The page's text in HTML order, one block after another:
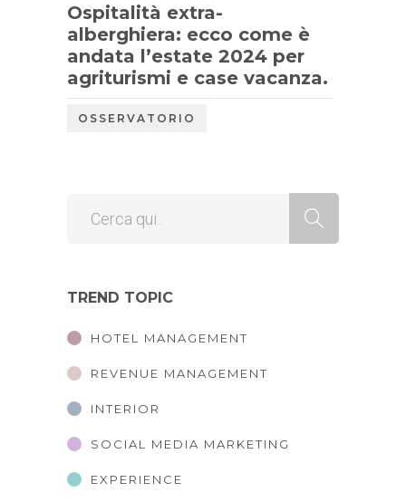
Ospitalità extra-
alberghiera: ecco come è
andata l’estate 2024 per
agriturismi e case vacanza.
OSSERVATORIO
TREND TOPIC
HOTEL MANAGEMENT
REVENUE MANAGEMENT
INTERIOR
SOCIAL MEDIA MARKETING
EXPERIENCE